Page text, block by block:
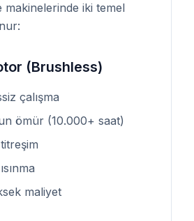
iki temel
(Brushless)
çalışma
ömür (10.000+ saat)
maliyet